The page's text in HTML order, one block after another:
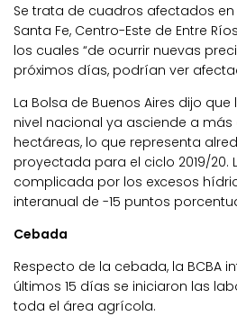
Se trata de cuadros afectados
Santa Fe, Centro-Este de Entre
los cuales “de ocurrir nuevas
próximos días, podrían ver
La Bolsa de Buenos Aires dijo
nivel nacional ya asciende a más
hectáreas, lo que representa
proyectada para el ciclo 2019/20.
complicada por los excesos
interanual de -15 puntos
Cebada
Respecto de la cebada, la BCBA
últimos 15 días se iniciaron las
toda el área agrícola.